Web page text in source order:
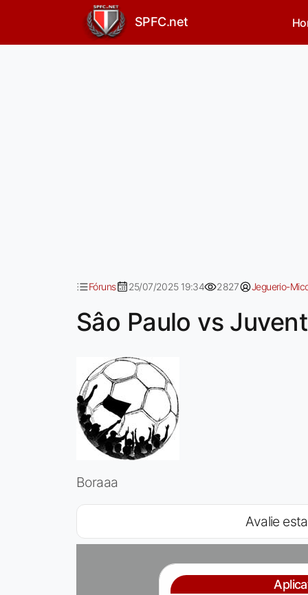
Sâo Paulo vs Juventude
SPFC.net
Fóruns 25/07/2025 19:34 2827 Jeguerio-
Sâo Paulo vs
Boraaa
Avalie